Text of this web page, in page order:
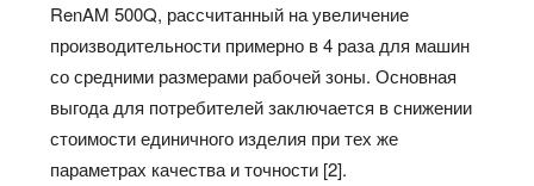
RenAM 500Q, рассчитанный на увеличение
производительности примерно в 4 раза для машин
со средними размерами рабочей зоны. Основная
выгода для потребителей заключается в снижении
стоимости единичного изделия при тех же
параметрах качества и точности [2].